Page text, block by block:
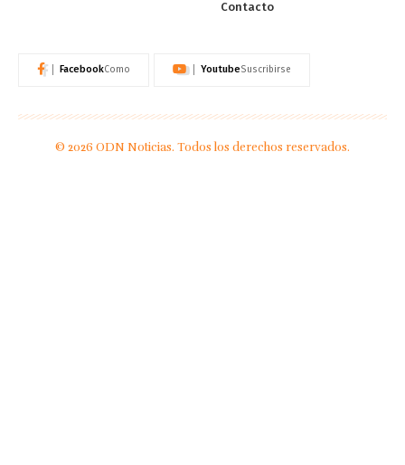
Contacto
FacebookComo YoutubeSuscribirse
© 2026 ODN Noticias. Todos los derechos reservados.